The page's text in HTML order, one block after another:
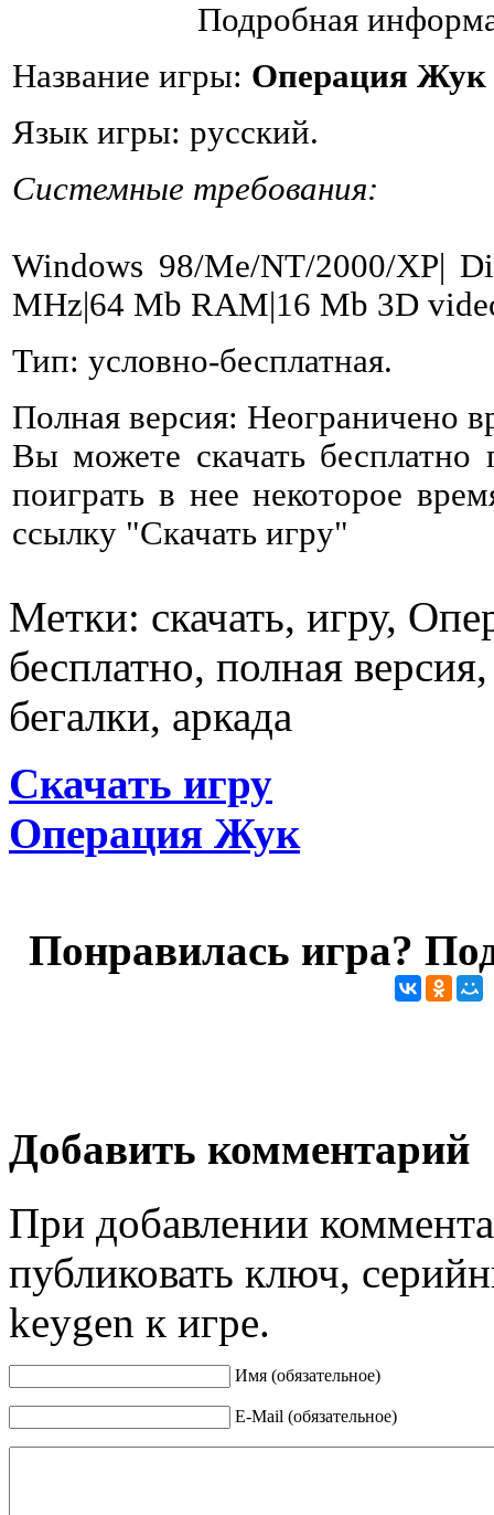
Подробная
Название игры: Операция Жук
Язык игры: русский.
Системные требования:
Windows 98/Me/NT/2000/XP|
MHz|64 Mb RAM|16 Mb 3D
Тип: условно-бесплатная.
Полная версия: Неограничено
Вы можете скачать
поиграть в нее некоторое
ссылку "Скачать игру"
Метки: скачать, игру,
бесплатно, полная
бегалки, аркада
Скачать игру
Операция Жук
Понравилась игра?
Добавить комментарий
При добавлении
публиковать ключ,
keygen к игре.
Имя (обязательное)
E-Mail (обязательное)